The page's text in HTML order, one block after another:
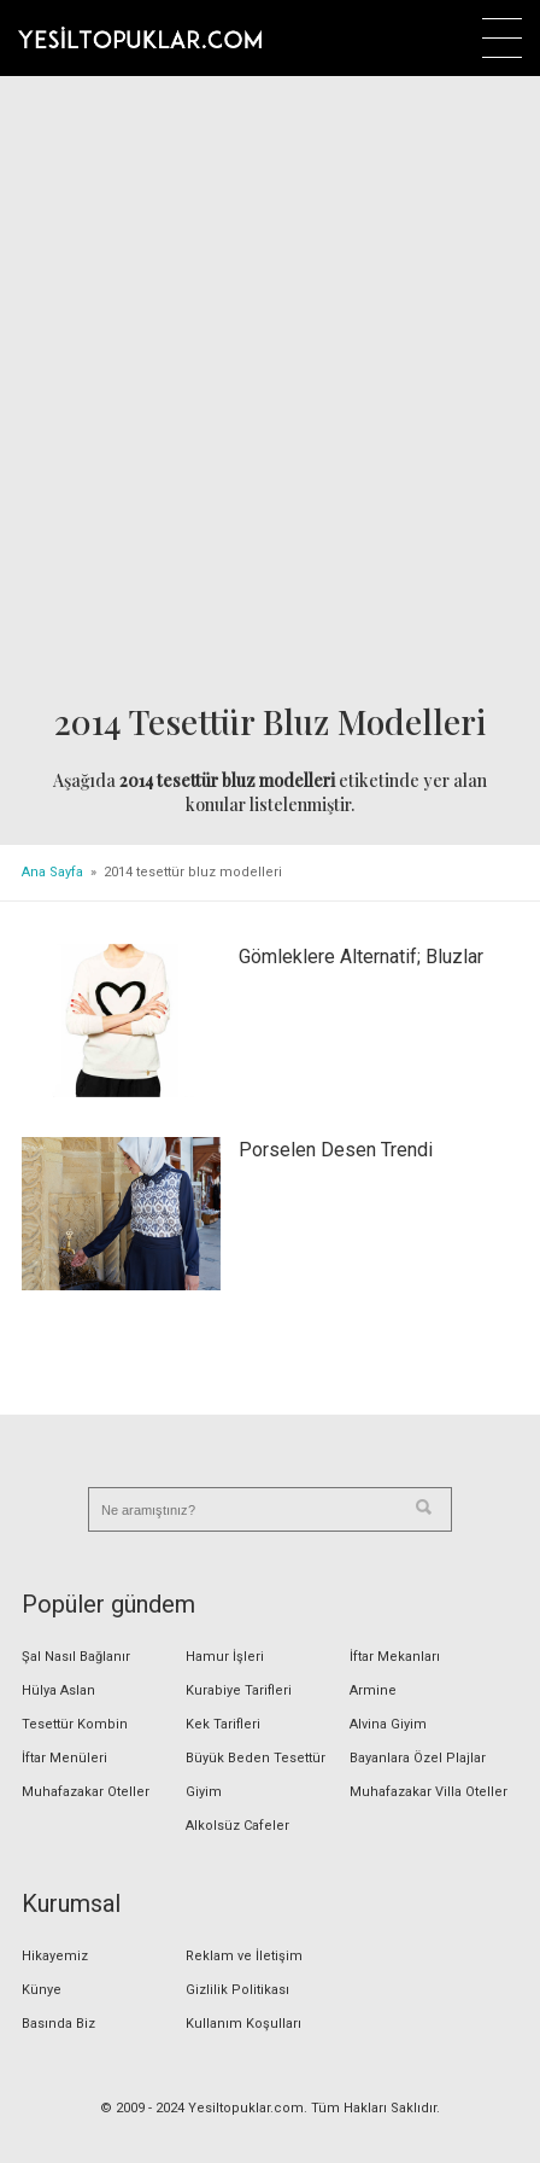
2014 Tesettür Bluz Modelleri
Aşağıda2014 tesettür bluz modellerietiketinde yer alan
konular listelenmiştir.
Ana Sayfa » 2014 tesettür bluz modelleri
Gömleklere Alternatif; Bluzlar
Porselen Desen Trendi
Popüler gündem
Şal Nasıl Bağlanır
Hülya Aslan
Tesettür Kombin
İftar Menüleri
Muhafazakar Oteller
Hamur İşleri
Kurabiye Tarifleri
Kek Tarifleri
Büyük Beden Tesettür
Giyim
Alkolsüz Cafeler
İftar Mekanları
Armine
Alvina Giyim
Bayanlara Özel Plajlar
Muhafazakar Villa Oteller
Kurumsal
Hikayemiz
Künye
Basında Biz
Reklam ve İletişim
Gizlilik Politikası
Kullanım Koşulları
© 2009 - 2024 Yesiltopuklar.com. Tüm Hakları Saklıdır.